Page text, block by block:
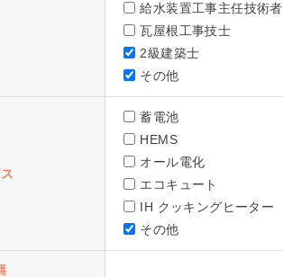
給水装置工事主任技術者
瓦屋根工事技士
2級建築士
その他
蓄電池
HEMS
オール電化
エコキュート
IH クッキングヒーター
その他